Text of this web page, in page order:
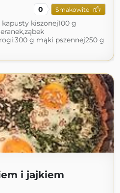
0 Smakowite
kapusty kiszonej100 g
g mąki pszennej250 g
i jajkiem